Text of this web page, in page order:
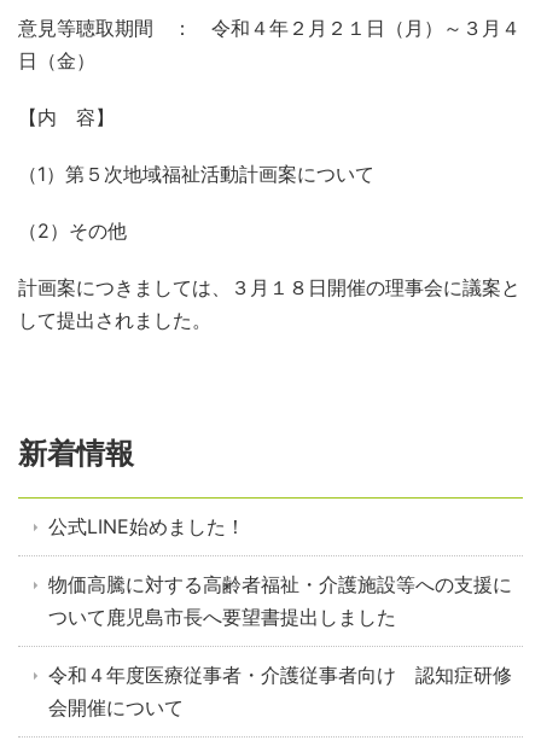
意見等聴取期間 ： 令和４年２月２１日（月）～３月４
日（金）
【内 容】
（1）第５次地域福祉活動計画案について
（2）その他
計画案につきましては、３月１８日開催の理事会に議案と
して提出されました。
新着情報
公式LINE始めました！
物価高騰に対する高齢者福祉・介護施設等への支援に
ついて鹿児島市長へ要望書提出しました
令和４年度医療従事者・介護従事者向け 認知症研修
会開催について